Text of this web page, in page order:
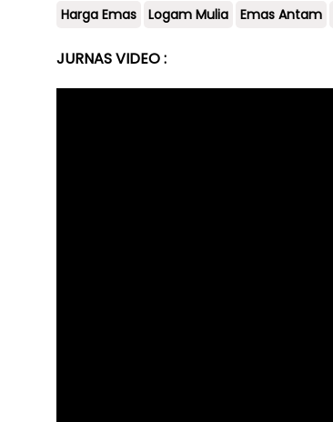
Harga Emas Logam Mulia Emas Antam
JURNAS VIDEO :